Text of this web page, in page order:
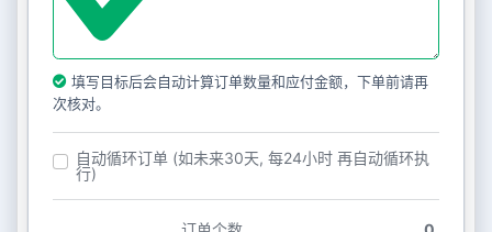
填写目标后会自动计算订单数量和应付金额，下单前请再
次核对。
自动循环订单 (如未来30天, 每24小时 再自动循环执
行)